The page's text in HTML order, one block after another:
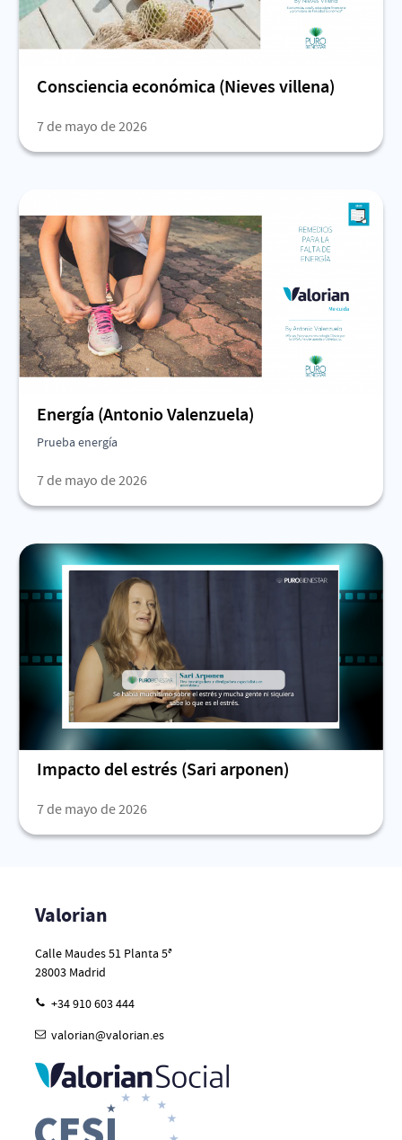
Consciencia económica (Nieves villena)
7 de mayo de 2026
Energía (Antonio Valenzuela)
Prueba energía
7 de mayo de 2026
Impacto del estrés (Sari arponen)
7 de mayo de 2026
Valorian
Calle Maudes 51 Planta 5ª
28003 Madrid
+34 910 603 444
valorian@valorian.es